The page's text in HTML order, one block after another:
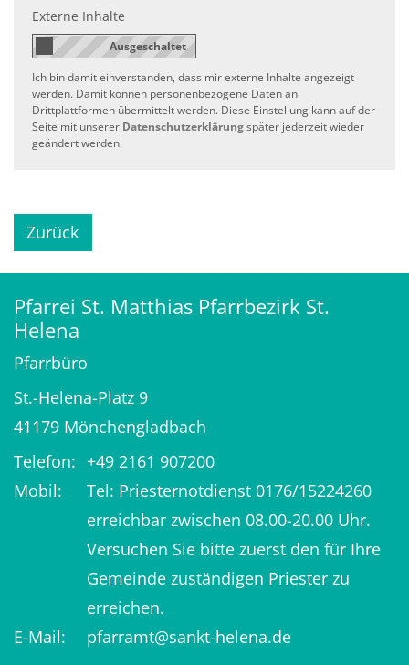
Externe Inhalte
Ich bin damit einverstanden, dass mir externe Inhalte angezeigt
werden. Damit können personenbezogene Daten an
Drittplattformen übermittelt werden. Diese Einstellung kann auf der
Seite mit unserer Datenschutzerklärungspäter jederzeit wieder
geändert werden.
Zurück
Pfarrei St. Matthias Pfarrbezirk St.
Helena
Pfarrbüro
St.-Helena-Platz 9
41179 Mönchengladbach
Telefon: +49 2161 907200
Mobil:
Tel: Priesternotdienst 0176/15224260
erreichbar zwischen 08.00-20.00 Uhr.
Versuchen Sie bitte zuerst den für Ihre
Gemeinde zuständigen Priester zu
erreichen.
E-Mail:
pfarramt@sankt-helena.de